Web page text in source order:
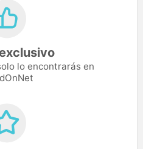
lo encontrarás en